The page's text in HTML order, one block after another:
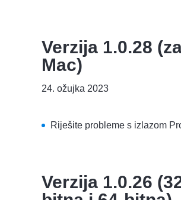
Verzija 1.0.28
Mac)
24. ožujka 2023
Riješite probleme s izlazom
Verzija 1.0.26